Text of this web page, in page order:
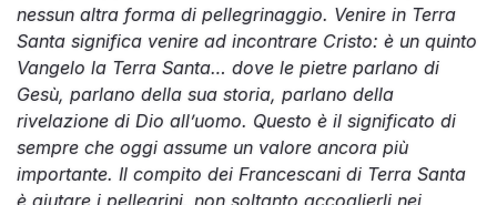
nessun altra forma di pellegrinaggio. Venire in Terra
Santa significa venire ad incontrare Cristo: è un quinto
Vangelo la Terra Santa… dove le pietre parlano di
Gesù, parlano della sua storia, parlano della
rivelazione di Dio all’uomo. Questo è il significato di
sempre che oggi assume un valore ancora più
importante. Il compito dei Francescani di Terra Santa
è aiutare i pellegrini, non soltanto accoglierli nei